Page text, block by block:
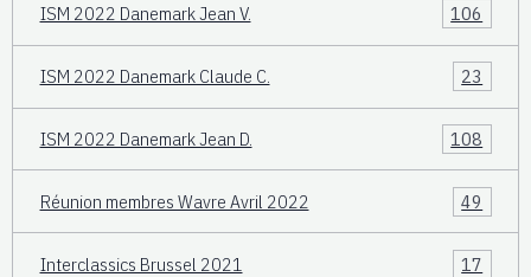
ISM 2022 Danemark Jean V. 106
ISM 2022 Danemark Claude C. 23
ISM 2022 Danemark Jean D. 108
Réunion membres Wavre Avril 2022 49
Interclassics Brussel 2021 17